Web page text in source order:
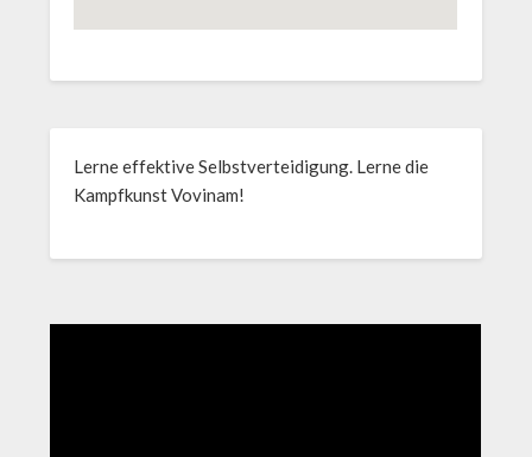
Lerne effektive Selbstverteidigung. Lerne die
Kampfkunst Vovinam!